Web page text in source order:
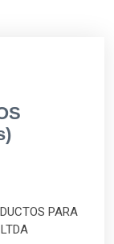
PARA